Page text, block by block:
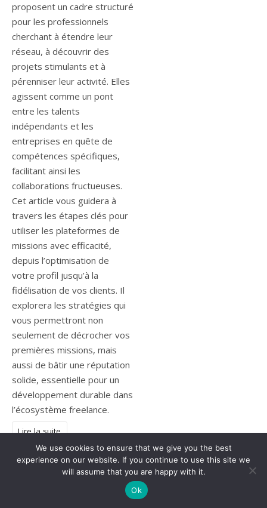
proposent un cadre structuré
pour les professionnels
cherchant à étendre leur
réseau, à découvrir des
projets stimulants et à
pérenniser leur activité. Elles
agissent comme un pont
entre les talents
indépendants et les
entreprises en quête de
compétences spécifiques,
facilitant ainsi les
collaborations fructueuses.
Cet article vous guidera à
travers les étapes clés pour
utiliser les plateformes de
missions avec efficacité,
depuis l’optimisation de
votre profil jusqu’à la
fidélisation de vos clients. Il
explorera les stratégies qui
vous permettront non
seulement de décrocher vos
premières missions, mais
aussi de bâtir une réputation
solide, essentielle pour un
développement durable dans
l’écosystème freelance.
Lire la suite
We use cookies to ensure that we give you the best
experience on our website. If you continue to use this site we
will assume that you are happy with it.
Ok